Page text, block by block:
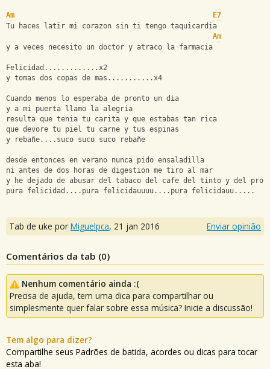
Am
E7
Tu haces latir mi corazon sin ti tengo taquicardia
Am
y a veces necesito un doctor y atraco la farmacia
Felicidad.............x2
y tomas dos copas de mas...........x4
Cuando menos lo esperaba de pronto un dia
y a mi puerta llamo la alegria
resulta que tenia tu carita y que estabas tan rica
que devore tu piel tu carne y tus espinas
y rebañe....suco suco suco rebañe
desde entonces en verano nunca pido ensaladilla
ni antes de dos horas de digestion me tiro al mar
y he dejado de abusar del tabaco del cafe del tinto y del
pura felicidad....pura felicidauuuu....pura felicidauu.....
Tab de uke por Miguelpca, 21 jan 2016 Enviar opinião
Comentários da tab (0)
Nenhum comentário ainda :(
Precisa de ajuda, tem uma dica para compartilhar ou
simplesmente quer falar sobre essa música? Inicie a discussão!
Tem algo para dizer?
Compartilhe seus Padrões de batida, acordes ou dicas para tocar
esta aba!